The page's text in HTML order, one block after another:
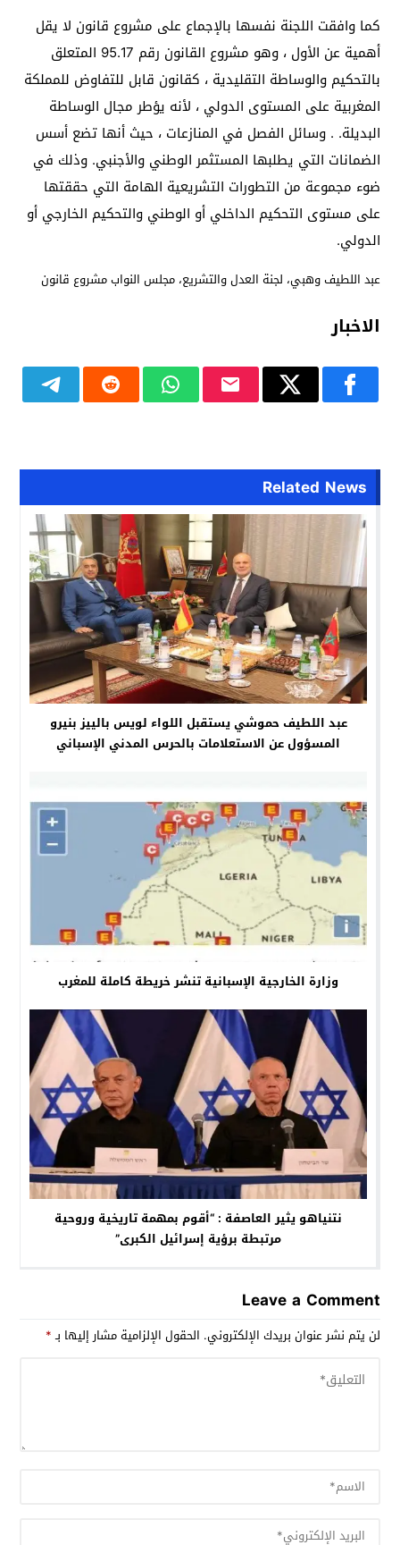
كما وافقت اللجنة نفسها بالإجماع على مشروع قانون لا يقل
أهمية عن الأول ، وهو مشروع القانون رقم 95.17 المتعلق
بالتحكيم والوساطة التقليدية ، كقانون قابل للتفاوض للمملكة
المغربية على المستوى الدولي ، لأنه يؤطر مجال الوساطة
البديلة. . وسائل الفصل في المنازعات ، حيث أنها تضع أسس
الضمانات التي يطلبها المستثمر الوطني والأجنبي. وذلك في
ضوء مجموعة من التطورات التشريعية الهامة التي حققتها
على مستوى التحكيم الداخلي أو الوطني والتحكيم الخارجي أو
الدولي.
عبد اللطيف وهبي، لجنة العدل والتشريع، مجلس النواب مشروع قانون
الاخبار
Related News
عبد اللطيف حموشي يستقبل اللواء لويس بالييز بنيرو
المسؤول عن الاستعلامات بالحرس المدني الإسباني
وزارة الخارجية الإسبانية تنشر خريطة كاملة للمغرب
نتنياهو يثير العاصفة : “أقوم بمهمة تاريخية وروحية
مرتبطة برؤية إسرائيل الكبرى”
Leave a Comment
لن يتم نشر عنوان بريدك الإلكتروني. الحقول الإلزامية مشار إليها بـ*